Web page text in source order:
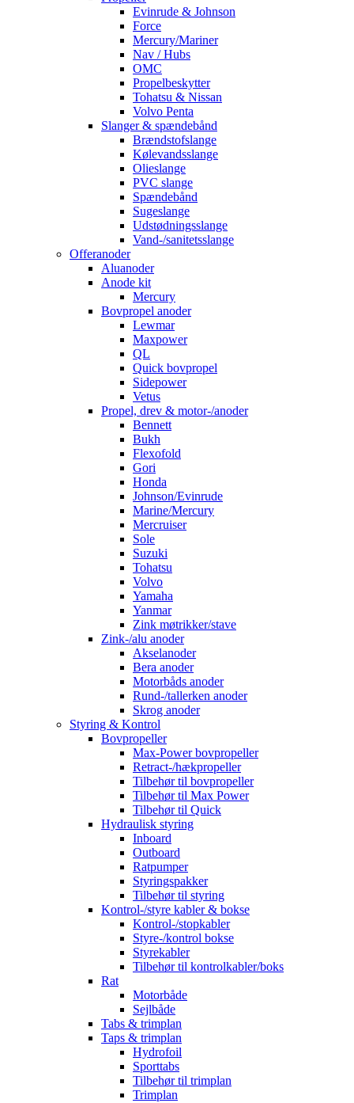
Evinrude & Johnson
Force
Mercury/Mariner
Nav / Hubs
OMC
Propelbeskytter
Tohatsu & Nissan
Volvo Penta
Slanger & spændebånd
Brændstofslange
Kølevandsslange
Olieslange
PVC slange
Spændebånd
Sugeslange
Udstødningsslange
Vand-/sanitetsslange
Offeranoder
Aluanoder
Anode kit
Mercury
Bovpropel anoder
Lewmar
Maxpower
QL
Quick bovpropel
Sidepower
Vetus
Propel, drev & motor-/anoder
Bennett
Bukh
Flexofold
Gori
Honda
Johnson/Evinrude
Marine/Mercury
Mercruiser
Sole
Suzuki
Tohatsu
Volvo
Yamaha
Yanmar
Zink møtrikker/stave
Zink-/alu anoder
Akselanoder
Bera anoder
Motorbåds anoder
Rund-/tallerken anoder
Skrog anoder
Styring & Kontrol
Bovpropeller
Max-Power bovpropeller
Retract-/hækpropeller
Tilbehør til bovpropeller
Tilbehør til Max Power
Tilbehør til Quick
Hydraulisk styring
Inboard
Outboard
Ratpumper
Styringspakker
Tilbehør til styring
Kontrol-/styre kabler & bokse
Kontrol-/stopkabler
Styre-/kontrol bokse
Styrekabler
Tilbehør til kontrolkabler/boks
Rat
Motorbåde
Sejlbåde
Tabs & trimplan
Taps & trimplan
Hydrofoil
Sporttabs
Tilbehør til trimplan
Trimplan